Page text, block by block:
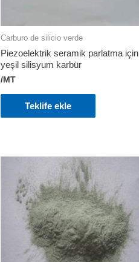
Carburo de silicio verde
Piezoelektrik seramik parlatma için
yeşil silisyum karbür
/MT
Teklife ekle